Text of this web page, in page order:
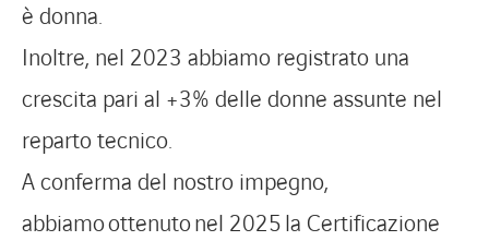
è donna.
Inoltre, nel 2023 abbiamo registrato una
crescita pari al +3% delle donne assunte nel
reparto tecnico.
A conferma del nostro impegno,
abbiamoottenutonel 2025la Certificazione